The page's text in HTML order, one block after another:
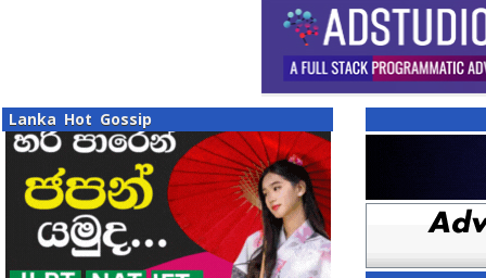
Lanka Hot Gossip